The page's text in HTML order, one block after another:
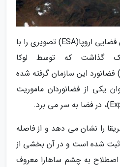
به گزارش خبرنگاران، آژانس فضایی اروپا(ESA) تصویری را با
گذاشت که توسط لوکا
پارمیتانو(Luca Parmitano) فضانورد این سازمان گرفته شده
یکی از فضانوردان ماموریت
را نشان می دهد و از فاصله
ثبت شده است و در آن بخشی از
اصطلاح به چشم ساهارا معروف